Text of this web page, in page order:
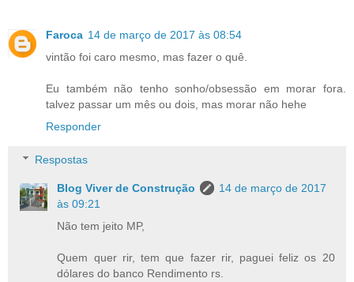
Faroca 14 de março de 2017 às 08:54
vintão foi caro mesmo, mas fazer o quê.
Eu também não tenho sonho/obsessão em morar fora.
talvez passar um mês ou dois, mas morar não hehe
Responder
Respostas
Blog Viver de Construção
14 de março de 2017
às 09:21
Não tem jeito MP,
Quem quer rir, tem que fazer rir, paguei feliz os 20
dólares do banco Rendimento rs.